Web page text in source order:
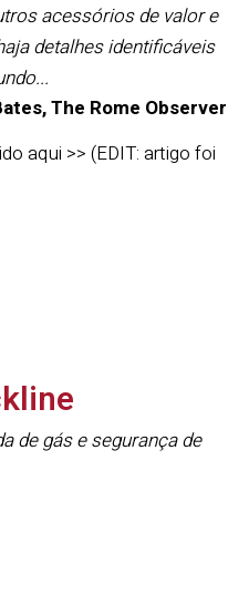
acessórios de valor e
detalhes identificáveis
The Rome Observer
aqui >> (EDIT: artigo foi
de gás e segurança de